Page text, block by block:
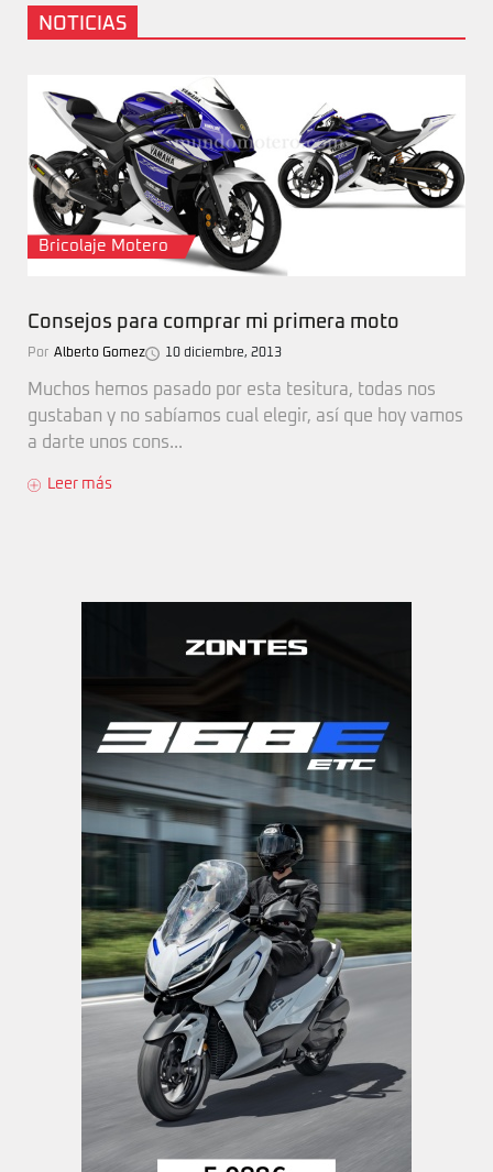
NOTICIAS
Bricolaje Motero
Consejos para comprar mi primera moto
Por Alberto Gomez 10 diciembre, 2013
Muchos hemos pasado por esta tesitura, todas nos
gustaban y no sabíamos cual elegir, así que hoy vamos
a darte unos cons...
Leer más